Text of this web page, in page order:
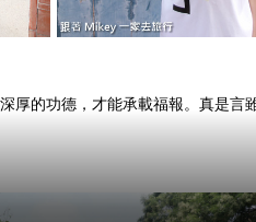
厚的功德，才能承載福報。真是言